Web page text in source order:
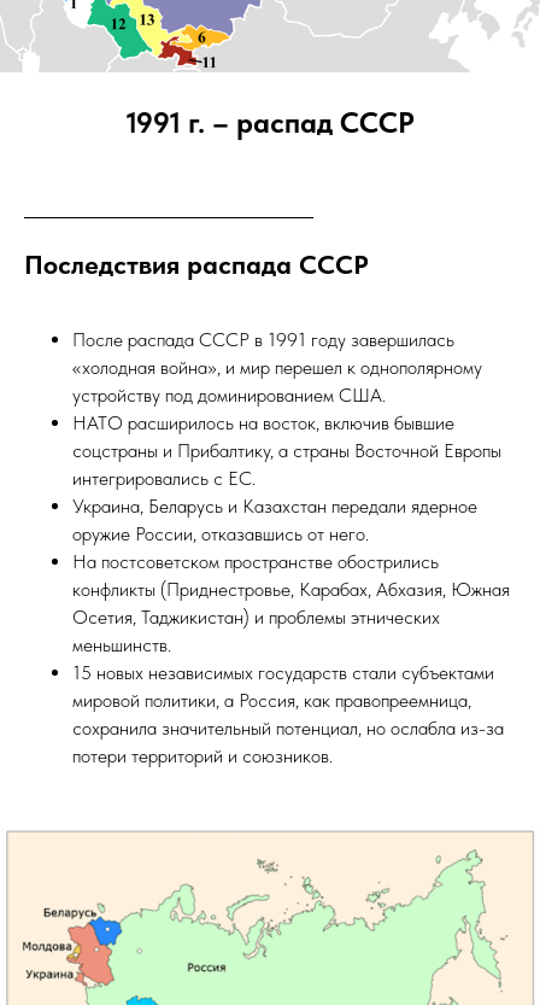
1991 г. – распад СССР
Последствия распада СССР
После распада СССР в 1991 году завершилась
«холодная война», и мир перешел к однополярному
устройству под доминированием США.
НАТО расширилось на восток, включив бывшие
соцстраны и Прибалтику, а страны Восточной Европы
интегрировались с ЕС.
Украина, Беларусь и Казахстан передали ядерное
оружие России, отказавшись от него.
На постсоветском пространстве обострились
конфликты (Приднестровье, Карабах, Абхазия, Южная
Осетия, Таджикистан) и проблемы этнических
меньшинств.
15 новых независимых государств стали субъектами
мировой политики, а Россия, как правопреемница,
сохранила значительный потенциал, но ослабла из-за
потери территорий и союзников.